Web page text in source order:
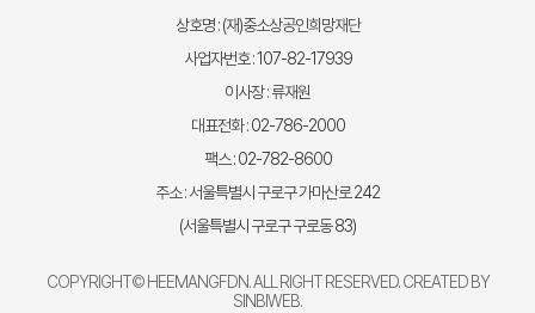
상호명 : (재)중소상공인희망재단
사업자번호 : 107-82-17939
이사장 : 류재원
대표전화 : 02-786-2000
팩스 : 02-782-8600
주소 : 서울특별시 구로구 가마산로 242
(서울특별시 구로구 구로동 83)
COPYRIGHT© HEEMANGFDN. ALL RIGHT RESERVED. CREATED BY
SINBIWEB.